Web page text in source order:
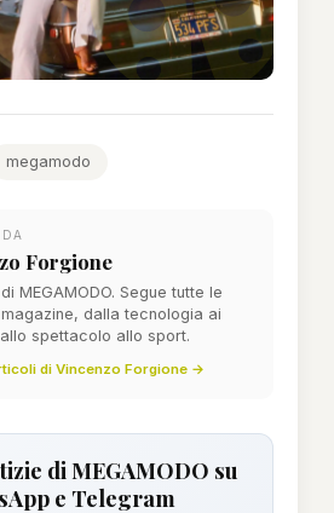
megamodo
Forgione
MEGAMODO. Segue tutte le
dalla tecnologia ai
spettacolo allo sport.
di Vincenzo Forgione →
di MEGAMODO su
e Telegram